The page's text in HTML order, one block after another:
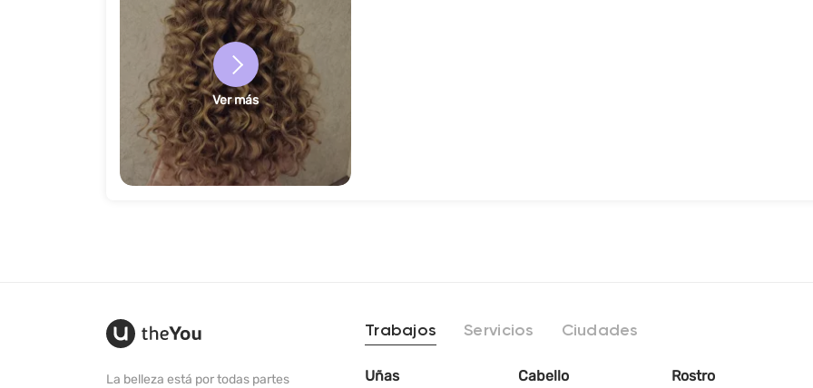
Ver más
La belleza está por todas partes
Trabajos Servicios Ciudades
Uñas Cabello Rostro